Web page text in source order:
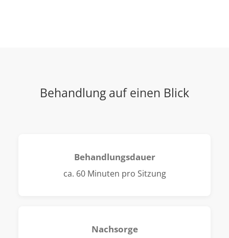
Behandlung auf einen Blick
Behandlungsdauer
ca. 60 Minuten pro Sitzung
Nachsorge